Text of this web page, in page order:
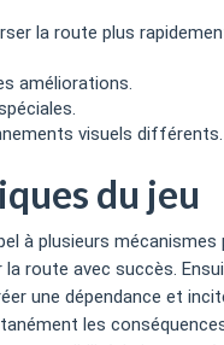
la route plus
améliorations.
visuels différents.
du jeu
à plusieurs
route avec succès.
une dépendance et
les